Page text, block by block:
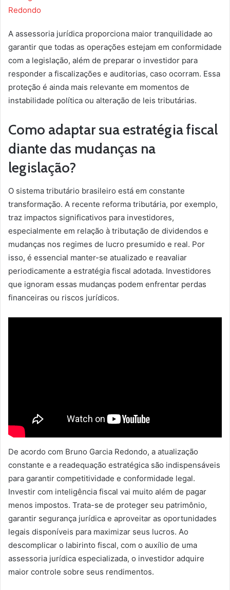
Redondo
A assessoria jurídica proporciona maior tranquilidade ao
garantir que todas as operações estejam em conformidade
com a legislação, além de preparar o investidor para
responder a fiscalizações e auditorias, caso ocorram. Essa
proteção é ainda mais relevante em momentos de
instabilidade política ou alteração de leis tributárias.
Como adaptar sua estratégia fiscal
diante das mudanças na
legislação?
O sistema tributário brasileiro está em constante
transformação. A recente reforma tributária, por exemplo,
traz impactos significativos para investidores,
especialmente em relação à tributação de dividendos e
mudanças nos regimes de lucro presumido e real. Por
isso, é essencial manter-se atualizado e reavaliar
periodicamente a estratégia fiscal adotada. Investidores
que ignoram essas mudanças podem enfrentar perdas
financeiras ou riscos jurídicos.
De acordo com Bruno Garcia Redondo, a atualização
constante e a readequação estratégica são indispensáveis
para garantir competitividade e conformidade legal.
Investir com inteligência fiscal vai muito além de pagar
menos impostos. Trata-se de proteger seu patrimônio,
garantir segurança jurídica e aproveitar as oportunidades
legais disponíveis para maximizar seus lucros. Ao
descomplicar o labirinto fiscal, com o auxílio de uma
assessoria jurídica especializada, o investidor adquire
maior controle sobre seus rendimentos.